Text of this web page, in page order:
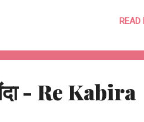
बैठी मैना चहकती धीरे-धीरे सूरज की किरणें
मेरे कमरे में ...
READ
- Re Kabira